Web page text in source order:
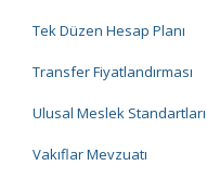
Tek Düzen Hesap Planı
Transfer Fiyatlandırması
Ulusal Meslek Standartları
Vakıflar Mevzuatı